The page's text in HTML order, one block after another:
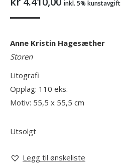
inkl. 5% kunstavgift
Anne Kristin Hagesæther
Storen
Litografi
Opplag: 110 eks.
Motiv: 55,5 x 55,5 cm
Utsolgt
Legg til ønskeliste